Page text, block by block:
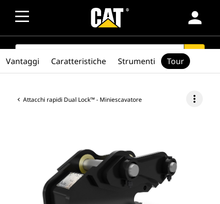
person
SEARCH search
Attacchi rapidi Dual Lock™ - Miniescavatore more_vert
Vantaggi Caratteristiche Strumenti Tour